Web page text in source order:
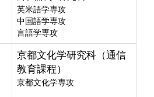
英米語学専攻
中国語学専攻
言語学専攻
京都文化学研究科（通信
教育課程）
京都文化学専攻